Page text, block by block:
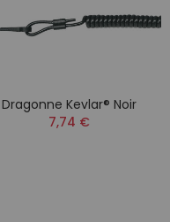
Dragonne Kevlar® Noir
7,74 €